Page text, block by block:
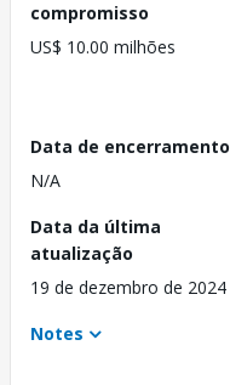
compromisso
US$ 10.00 milhões
Data de encerramento
N/A
Data da última
atualização
19 de dezembro de 2024
Notes